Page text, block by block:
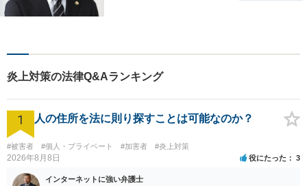
なリーガルサービスを提供い
たします。
炎上対策の法律Q&Aランキング
1 人の住所を法に則り探すことは可能なのか？
#被害者 #個人・プライベート #加害者 #炎上対策
2026年8月8日 役にたった 3
インターネットに強い弁護士